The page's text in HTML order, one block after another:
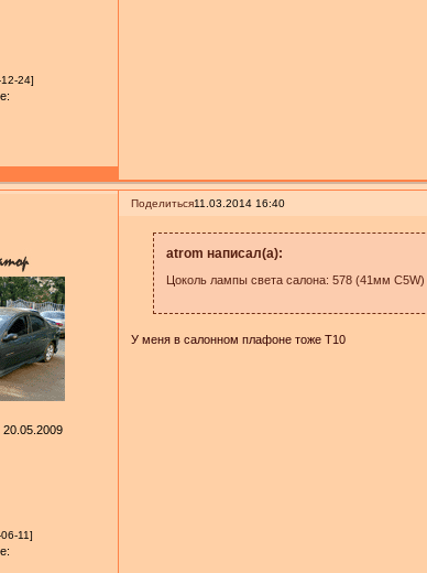
24]
Поделиться11.03.2014 16:40
20.05.2009
11]
atrom написал(а):
Цоколь лампы света салона: 578 (41мм C5W)
У меня в салонном плафоне тоже Т10